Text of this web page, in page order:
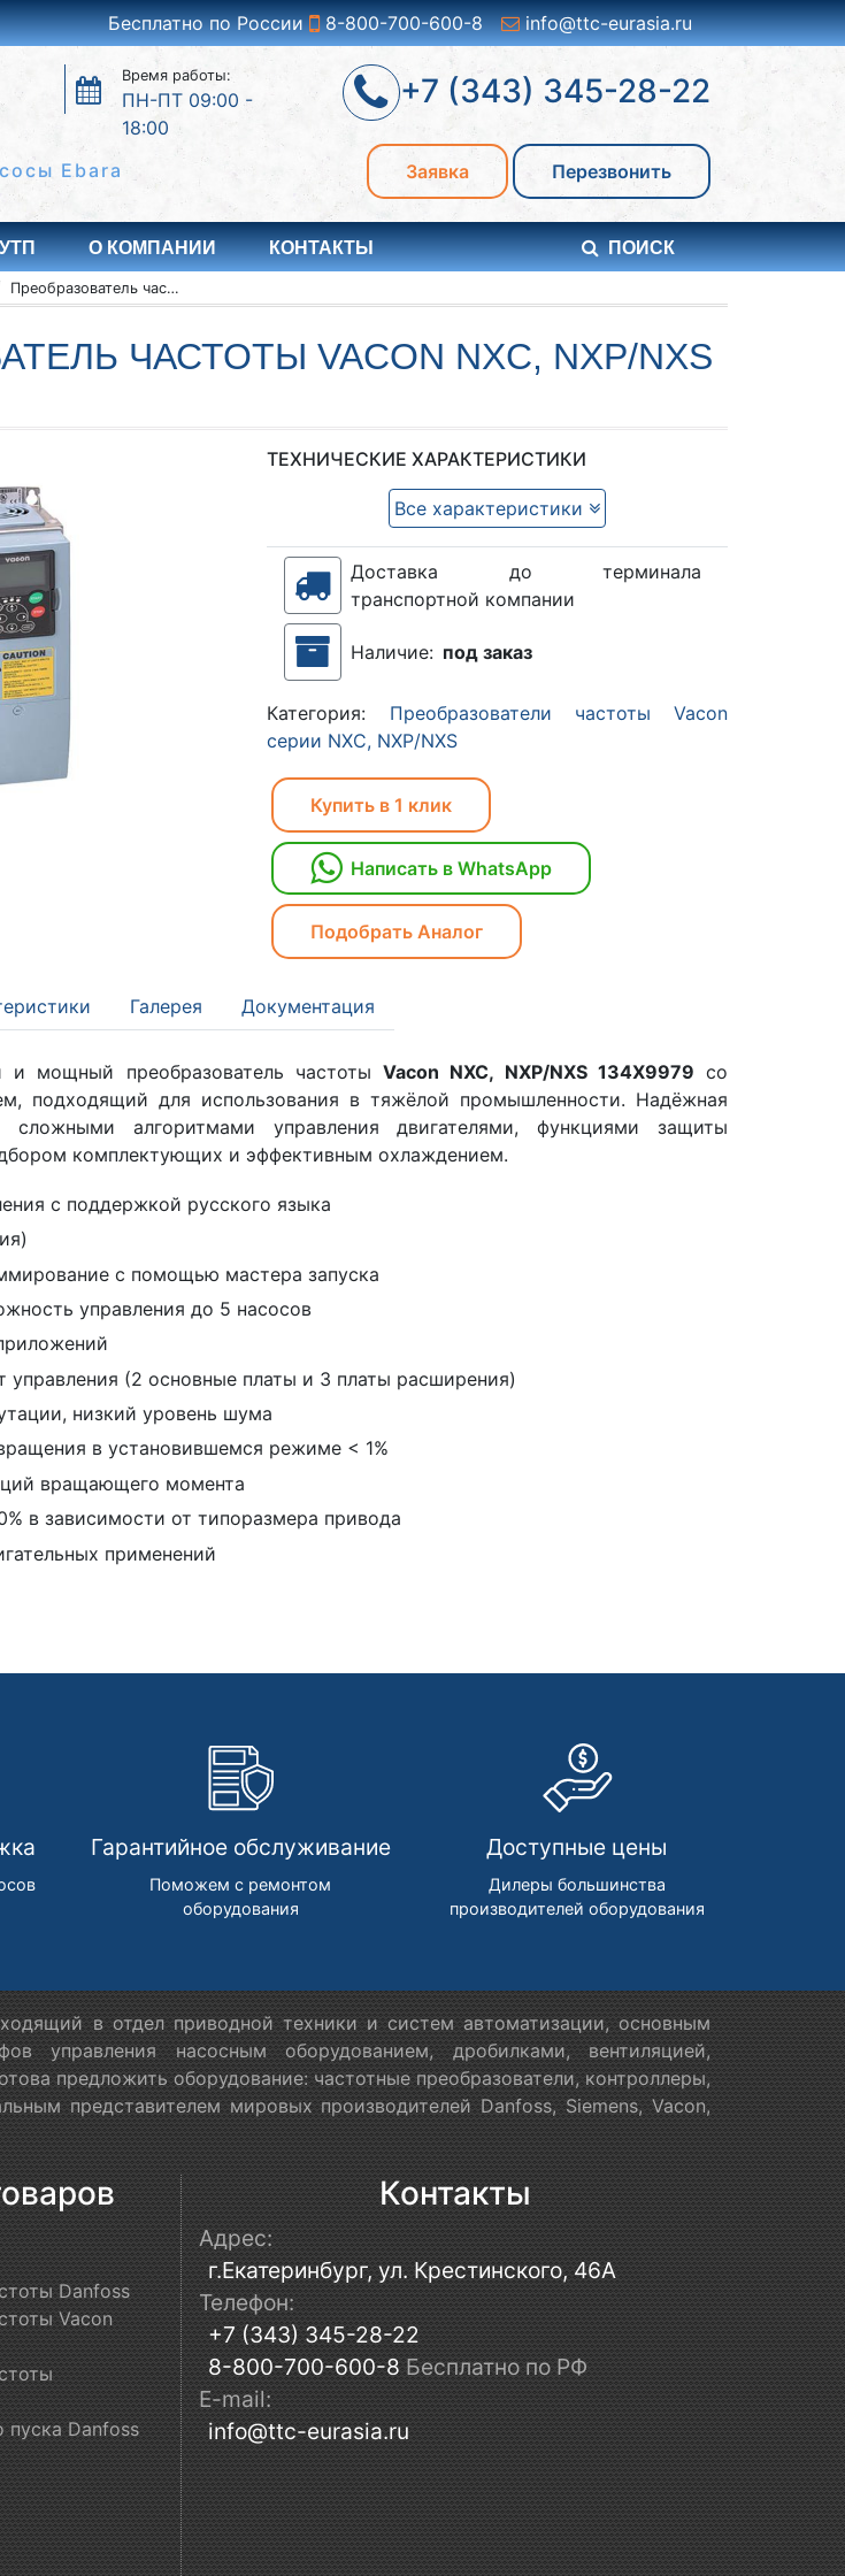
Бесплатно по России 8-800-700-600-8 info@ttc-eurasia.ru
Время работы:
ПН-ПТ 09:00 -
18:00
Ebara
+7 (343) 345-28-22
Заявка Перезвонить
О КОМПАНИИ КОНТАКТЫ ПОИСК
Преобразователь частоты Vacon NXC, NXP/NXS 134X9979
ЧАСТОТЫ VACON NXC, NXP/NXS
ТЕХНИЧЕСКИЕ ХАРАКТЕРИСТИКИ
Все характеристики
Доставка до терминала
транспортной компании
Наличие: под заказ
Категория: Преобразователи частоты Vacon
серии NXC, NXP/NXS
Купить в 1 клик
Написать в WhatsApp
Подобрать Аналог
Галерея Документация
и мощный преобразователь частоты Vacon NXC, NXP/NXS 134X9979 со
подходящий для использования в тяжёлой промышленности. Надёжная
сложными алгоритмами управления двигателями, функциями защиты
комплектующих и эффективным охлаждением.
с поддержкой русского языка
с помощью мастера запуска
управления до 5 насосов
управления (2 основные платы и 3 платы расширения)
низкий уровень шума
в установившемся режиме < 1%
вращающего момента
в зависимости от типоразмера привода
применений
Гарантийное обслуживание
Поможем с ремонтом
оборудования
Доступные цены
Дилеры большинства
производителей оборудования
в отдел приводной техники и систем автоматизации, основным
управления насосным оборудованием, дробилками, вентиляцией,
предложить оборудование: частотные преобразователи, контроллеры,
представителем мировых производителей Danfoss, Siemens, Vacon,
Danfoss
Vacon
пуска Danfoss
Контакты
Адрес:
г.Екатеринбург, ул. Крестинского, 46А
Телефон:
+7 (343) 345-28-22
8-800-700-600-8 Бесплатно по РФ
E-mail:
info@ttc-eurasia.ru